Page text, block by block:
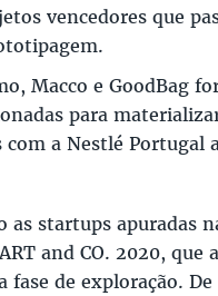
vencedores que
Macco e GoodBag
para
com a Nestlé Portugal
as startups apuradas
and CO. 2020, que
fase de exploração.